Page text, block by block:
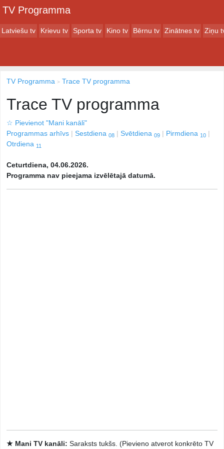
TV Programma
Latviešu tv Krievu tv Sporta tv Kino tv Bērnu tv Zinātnes tv Ziņu
TV Programma Trace TV programma
Trace TV programma
☆ Pievienot "Mani kanāli"
Programmas arhīvs
Sestdiena 08 Svētdiena 09 Pirmdiena 10
Otrdiena 11
Ceturtdiena, 04.06.2026.
Programma nav pieejama izvēlētajā datumā.
★ Mani TV kanāli: Saraksts tukšs. (Pievieno atverot konkrēto TV